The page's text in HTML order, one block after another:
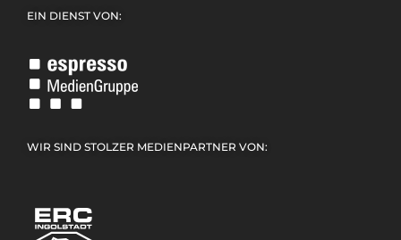
EIN DIENST VON:
WIR SIND STOLZER MEDIENPARTNER VON: